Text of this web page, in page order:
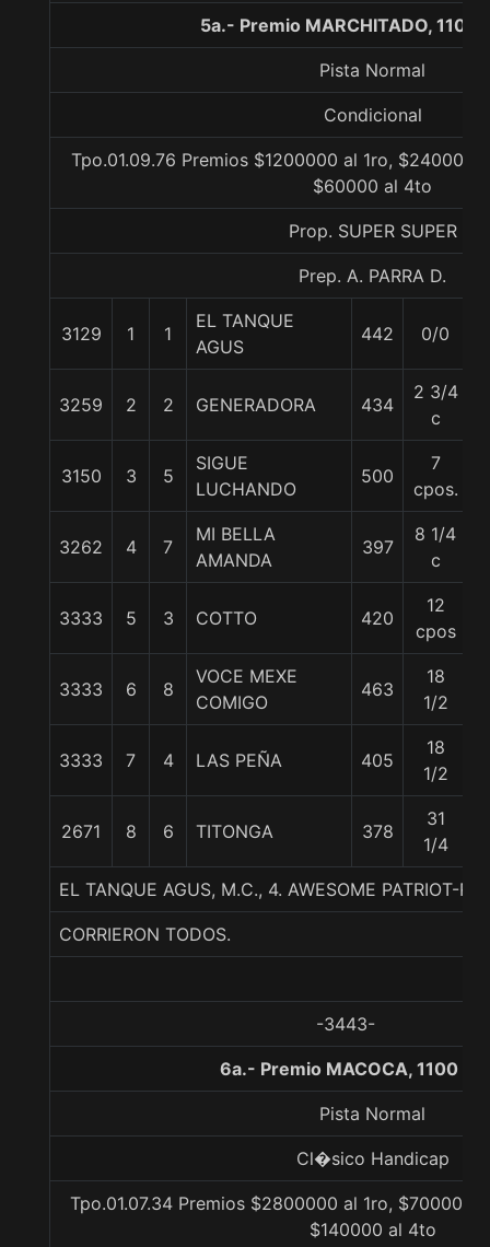
5a.- Premio MARCHITADO, 1100
Pista Normal
Condicional
Tpo.01.09.76 Premios $1200000 al 1ro, $240000
$60000 al 4to
Prop. SUPER SUPER
Prep. A. PARRA D.
3129 1 1
EL TANQUE
AGUS
442 0/0
3259 2 2 GENERADORA 434
2 3/4
c
3150 3 5
SIGUE
LUCHANDO
500
7
cpos.
3262 4 7
MI BELLA
AMANDA
397
8 1/4
c
3333 5 3 COTTO 420
12
cpos
3333 6 8
VOCE MEXE
COMIGO
463
18
1/2
3333 7 4 LAS PEÑA 405
18
1/2
2671 8 6 TITONGA 378
31
1/4
EL TANQUE AGUS, M.C., 4. AWESOME PATRIOT-
CORRIERON TODOS.
-3443-
6a.- Premio MACOCA, 1100
Pista Normal
Cl�sico Handicap
Tpo.01.07.34 Premios $2800000 al 1ro, $700000
$140000 al 4to